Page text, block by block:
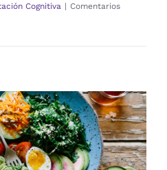
Cognitiva | Comentarios